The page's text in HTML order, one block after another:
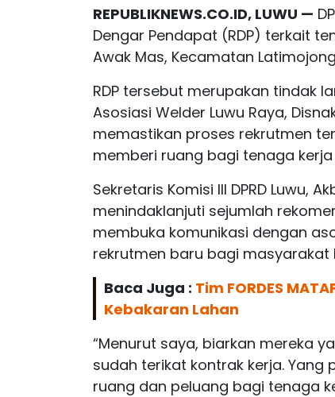
REPUBLIKNEWS.CO.ID, LUWU —
Dengar Pendapat (RDP) terkait
Awak Mas, Kecamatan
RDP tersebut merupakan tindak
Asosiasi Welder Luwu Raya,
memastikan proses rekrutmen
memberi ruang bagi tenaga kerja
Sekretaris Komisi III DPRD Luwu,
menindaklanjuti sejumlah
membuka komunikasi dengan
rekrutmen baru bagi masyarakat
Baca Juga : Tim FORDES
Kebakaran Lahan
“Menurut saya, biarkan mereka
sudah terikat kontrak kerja.
ruang dan peluang bagi tenaga